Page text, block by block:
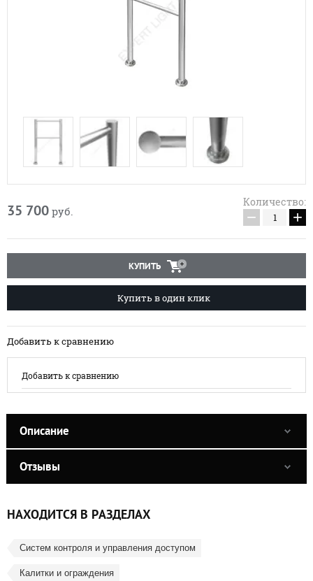
35 700 руб.
Количество:
− +
КУПИТЬ
Купить в один клик
Добавить к сравнению
Добавить к сравнению
Описание
Отзывы
НАХОДИТСЯ В РАЗДЕЛАХ
Систем контроля и управления доступом
Калитки и ограждения